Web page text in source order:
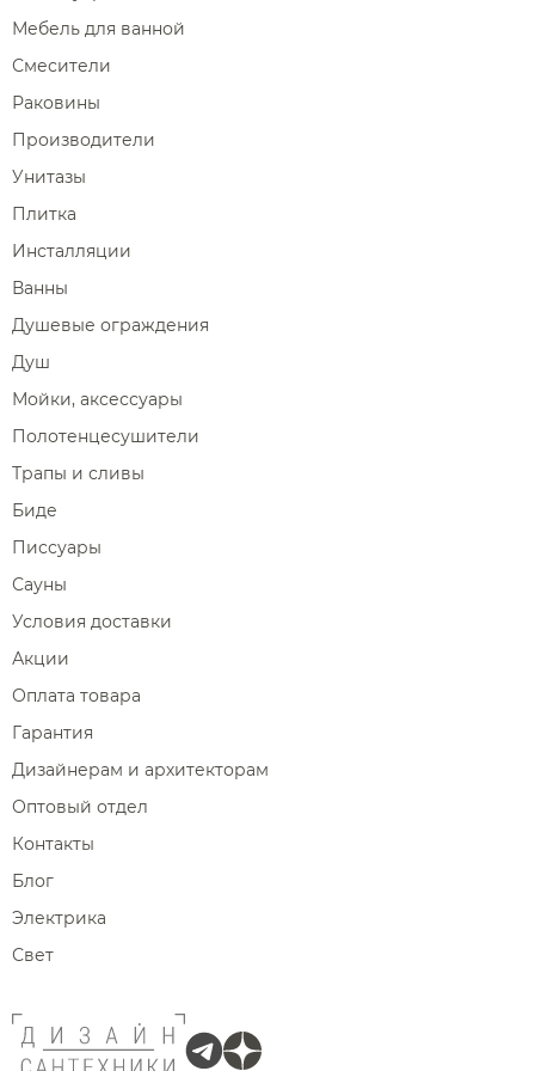
Мебель для ванной
Смесители
Раковины
Производители
Унитазы
Плитка
Инсталляции
Ванны
Душевые ограждения
Душ
Мойки, аксессуары
Полотенцесушители
Трапы и сливы
Биде
Писсуары
Сауны
Условия доставки
Акции
Оплата товара
Гарантия
Дизайнерам и архитекторам
Оптовый отдел
Контакты
Блог
Электрика
Свет